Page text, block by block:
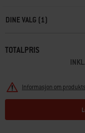
DINE VALG (1)
TOTALPRIS
Informasjon om